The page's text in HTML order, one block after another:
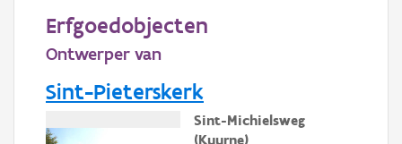
Downloads
Hergebruik
Aanmelden
Erfgoedobjecten
Ontwerper van
Sint-Pieterskerk
Sint-Michielsweg
(Kuurne)